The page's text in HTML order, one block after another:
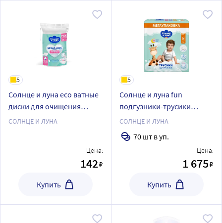
5
Солнце и луна eco ватные
диски для очищения
хлопковые овальные 40
СОЛНЦЕ И ЛУНА
Цена:
142₽
Купить
5
Солнце и луна fun
подгузники-трусики
детские одноразовые
размер 6/extra large 16-25
кг 70 шт.
СОЛНЦЕ И ЛУНА
70 шт в уп.
Цена:
1 675₽
Купить